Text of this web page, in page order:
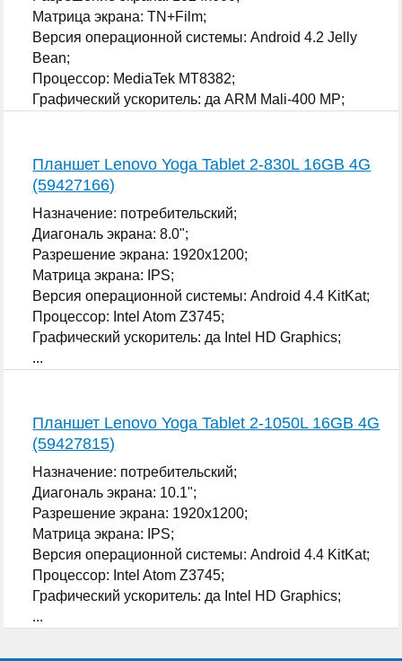
Матрица экрана: TN+Film;
Версия операционной системы: Android 4.2 Jelly
Bean;
Процессор: MediaTek MT8382;
Графический ускоритель: да ARM Mali-400 MP;
Планшет Lenovo Yoga Tablet 2-830L 16GB 4G
(59427166)
Назначение: потребительский;
Диагональ экрана: 8.0";
Разрешение экрана: 1920x1200;
Матрица экрана: IPS;
Версия операционной системы: Android 4.4 KitKat;
Процессор: Intel Atom Z3745;
Графический ускоритель: да Intel HD Graphics;
...
Планшет Lenovo Yoga Tablet 2-1050L 16GB 4G
(59427815)
Назначение: потребительский;
Диагональ экрана: 10.1";
Разрешение экрана: 1920x1200;
Матрица экрана: IPS;
Версия операционной системы: Android 4.4 KitKat;
Процессор: Intel Atom Z3745;
Графический ускоритель: да Intel HD Graphics;
...